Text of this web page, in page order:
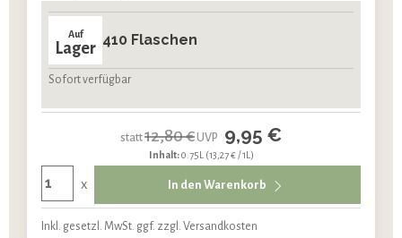
Auf
Lager 410 Flaschen
Sofort verfügbar
statt12,80 €UVP 9,95 €
Inhalt:0.75L (13,27 € / 1L)
x In den Warenkorb
Inkl. gesetzl. MwSt. ggf. zzgl. Versandkosten